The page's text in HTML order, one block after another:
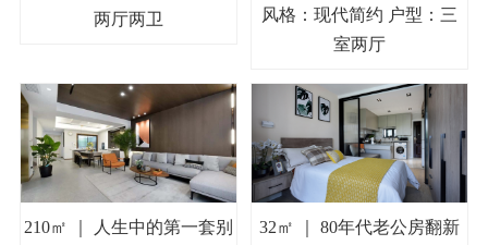
两厅两卫
风格：现代简约 户型：三
室两厅
210㎡ ｜ 人生中的第一套别
32㎡ ｜ 80年代老公房翻新